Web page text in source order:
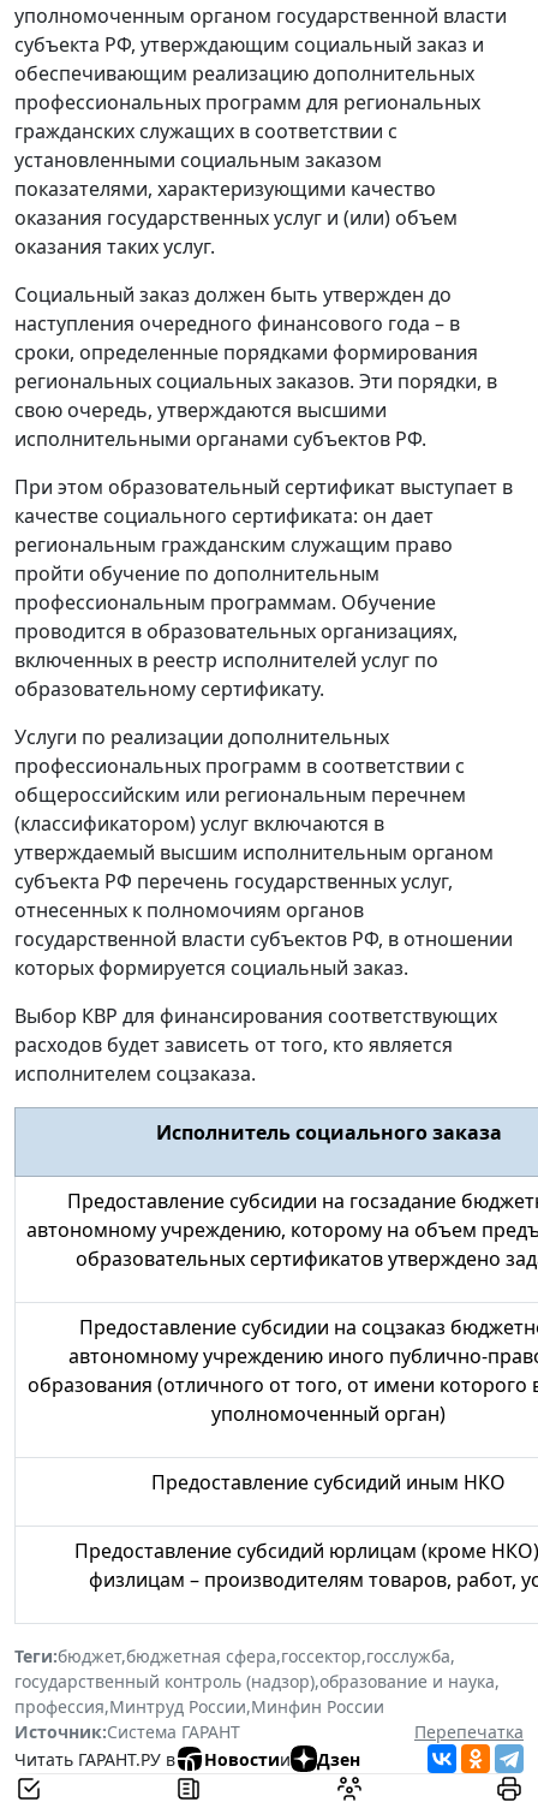
уполномоченным органом государственной власти
субъекта РФ, утверждающим социальный заказ и
обеспечивающим реализацию дополнительных
профессиональных программ для региональных
гражданских служащих в соответствии с
установленными социальным заказом
показателями, характеризующими качество
оказания государственных услуг и (или) объем
оказания таких услуг.
Социальный заказ должен быть утвержден до
наступления очередного финансового года – в
сроки, определенные порядками формирования
региональных социальных заказов. Эти порядки, в
свою очередь, утверждаются высшими
исполнительными органами субъектов РФ.
При этом образовательный сертификат выступает в
качестве социального сертификата: он дает
региональным гражданским служащим право
пройти обучение по дополнительным
профессиональным программам. Обучение
проводится в образовательных организациях,
включенных в реестр исполнителей услуг по
образовательному сертификату.
Услуги по реализации дополнительных
профессиональных программ в соответствии с
общероссийским или региональным перечнем
(классификатором) услуг включаются в
утверждаемый высшим исполнительным органом
субъекта РФ перечень государственных услуг,
отнесенных к полномочиям органов
государственной власти субъектов РФ, в отношении
которых формируется социальный заказ.
Выбор КВР для финансирования соответствующих
расходов будет зависеть от того, кто является
исполнителем соцзаказа.
Исполнитель социального заказа
Предоставление субсидии на госзадание
автономному учреждению, которому на объем
образовательных сертификатов утверждено
Предоставление субсидии на соцзаказ
автономному учреждению иного публично-
образования (отличного от того, от имени которого
уполномоченный орган)
Предоставление субсидий иным НКО
Предоставление субсидий юрлицам (кроме
физлицам – производителям товаров, работ,
Теги:бюджет,бюджетная сфера,госсектор,госслужба,
государственный контроль (надзор),образование и наука,
профессия,Минтруд России,Минфин России
Источник:Система ГАРАНТ
Перепечатка
Читать ГАРАНТ.РУ в
Новостии Дзен